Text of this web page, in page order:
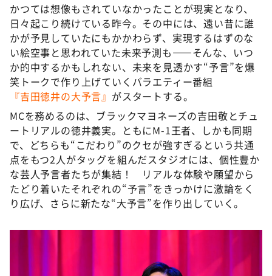
ポツンと一軒家
ザキ山小屋本館
ぺこぱのまるスポ
アナ回覧板
かつては想像もされていなかったことが現実となり、
日々起こり続けている昨今。その中には、遠い昔に誰
かが予見していたにもかかわらず、実現するはずのな
い絵空事と思われていた未来予測も――そんな、いつ
か的中するかもしれない、未来を見透かす“予言”を爆
笑トークで作り上げていくバラエティー番組
『吉田徳井の大予言』 がスタートする。
MCを務めるのは、ブラックマヨネーズの吉田敬とチュ
ートリアルの徳井義実。ともにM-1王者、しかも同期
で、どちらも“こだわり”のクセが強すぎるという共通
点をもつ2人がタッグを組んだスタジオには、個性豊か
な芸人予言者たちが集結！ リアルな体験や願望から
たどり着いたそれぞれの“予言”をきっかけに激論をく
り広げ、さらに新たな“大予言”を作り出していく。